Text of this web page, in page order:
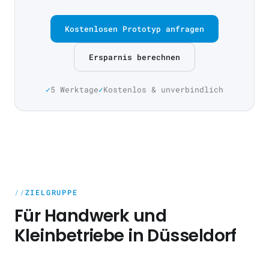
Kostenlosen Prototyp anfragen
Ersparnis berechnen
5 Werktage Kostenlos & unverbindlich
ZIELGRUPPE
Für Handwerk und
Kleinbetriebe in Düsseldorf